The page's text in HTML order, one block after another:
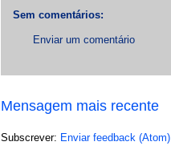
Sem comentários:
Enviar um comentário
Mensagem mais recente
Subscrever: Enviar feedback (Atom)